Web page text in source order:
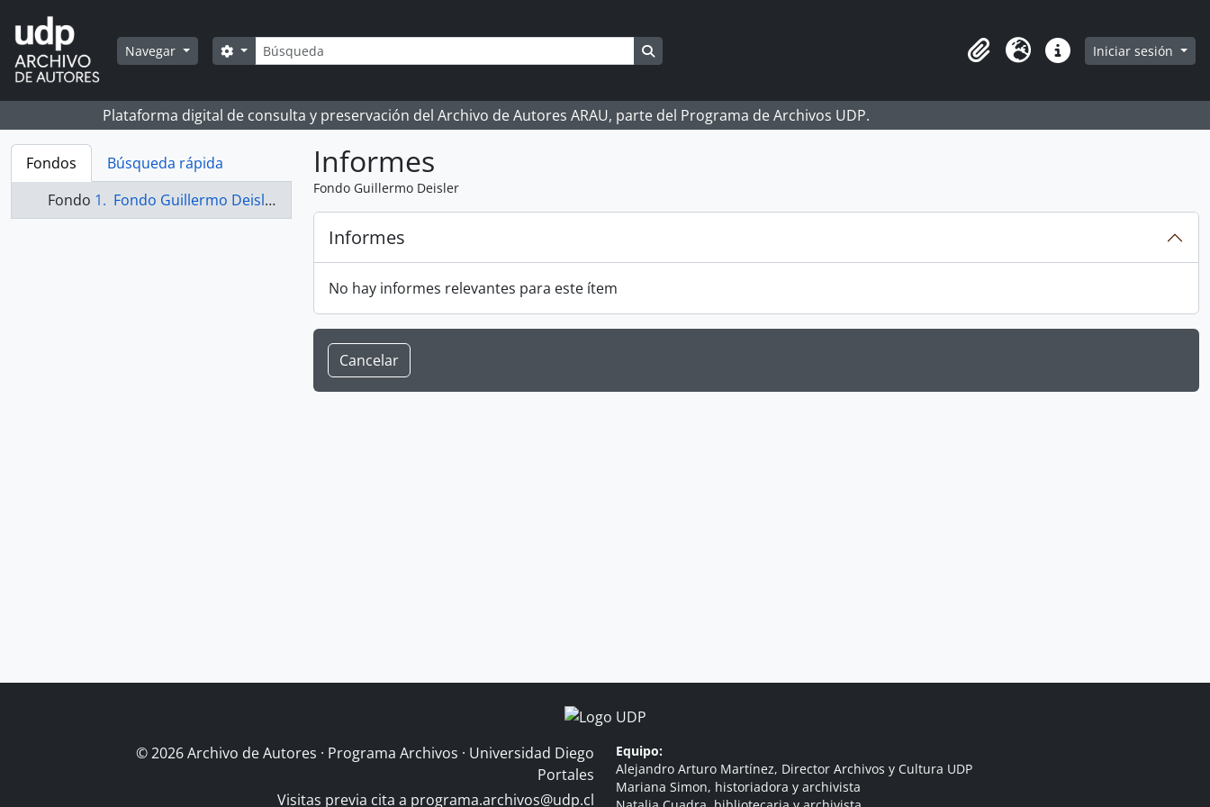
Skip to main content
Navegar Búsqueda
Search options
Portapapeles
Idioma Enlaces rápidos
Iniciar sesión
Plataforma digital de consulta y preservación del Archivo de Autores ARAU, parte del Programa de Archivos UDP.
Fondos
Búsqueda rápida
Fondo
Fondo Guillermo Deisler
Informes
Fondo Guillermo Deisler
Informes
No hay informes relevantes para este ítem
Cancelar
© 2026 Archivo de Autores · Programa Archivos · Universidad Diego
Portales
Visitas previa cita a programa.archivos@udp.cl
Equipo:
Alejandro Arturo Martínez, Director Archivos y Cultura UDP
Mariana Simon, historiadora y archivista